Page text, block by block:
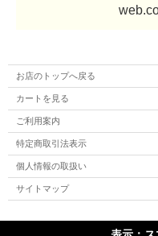
お店のトップへ戻る
カートを見る
ご利用案内
特定商取引法表示
個人情報の取扱い
サイトマップ